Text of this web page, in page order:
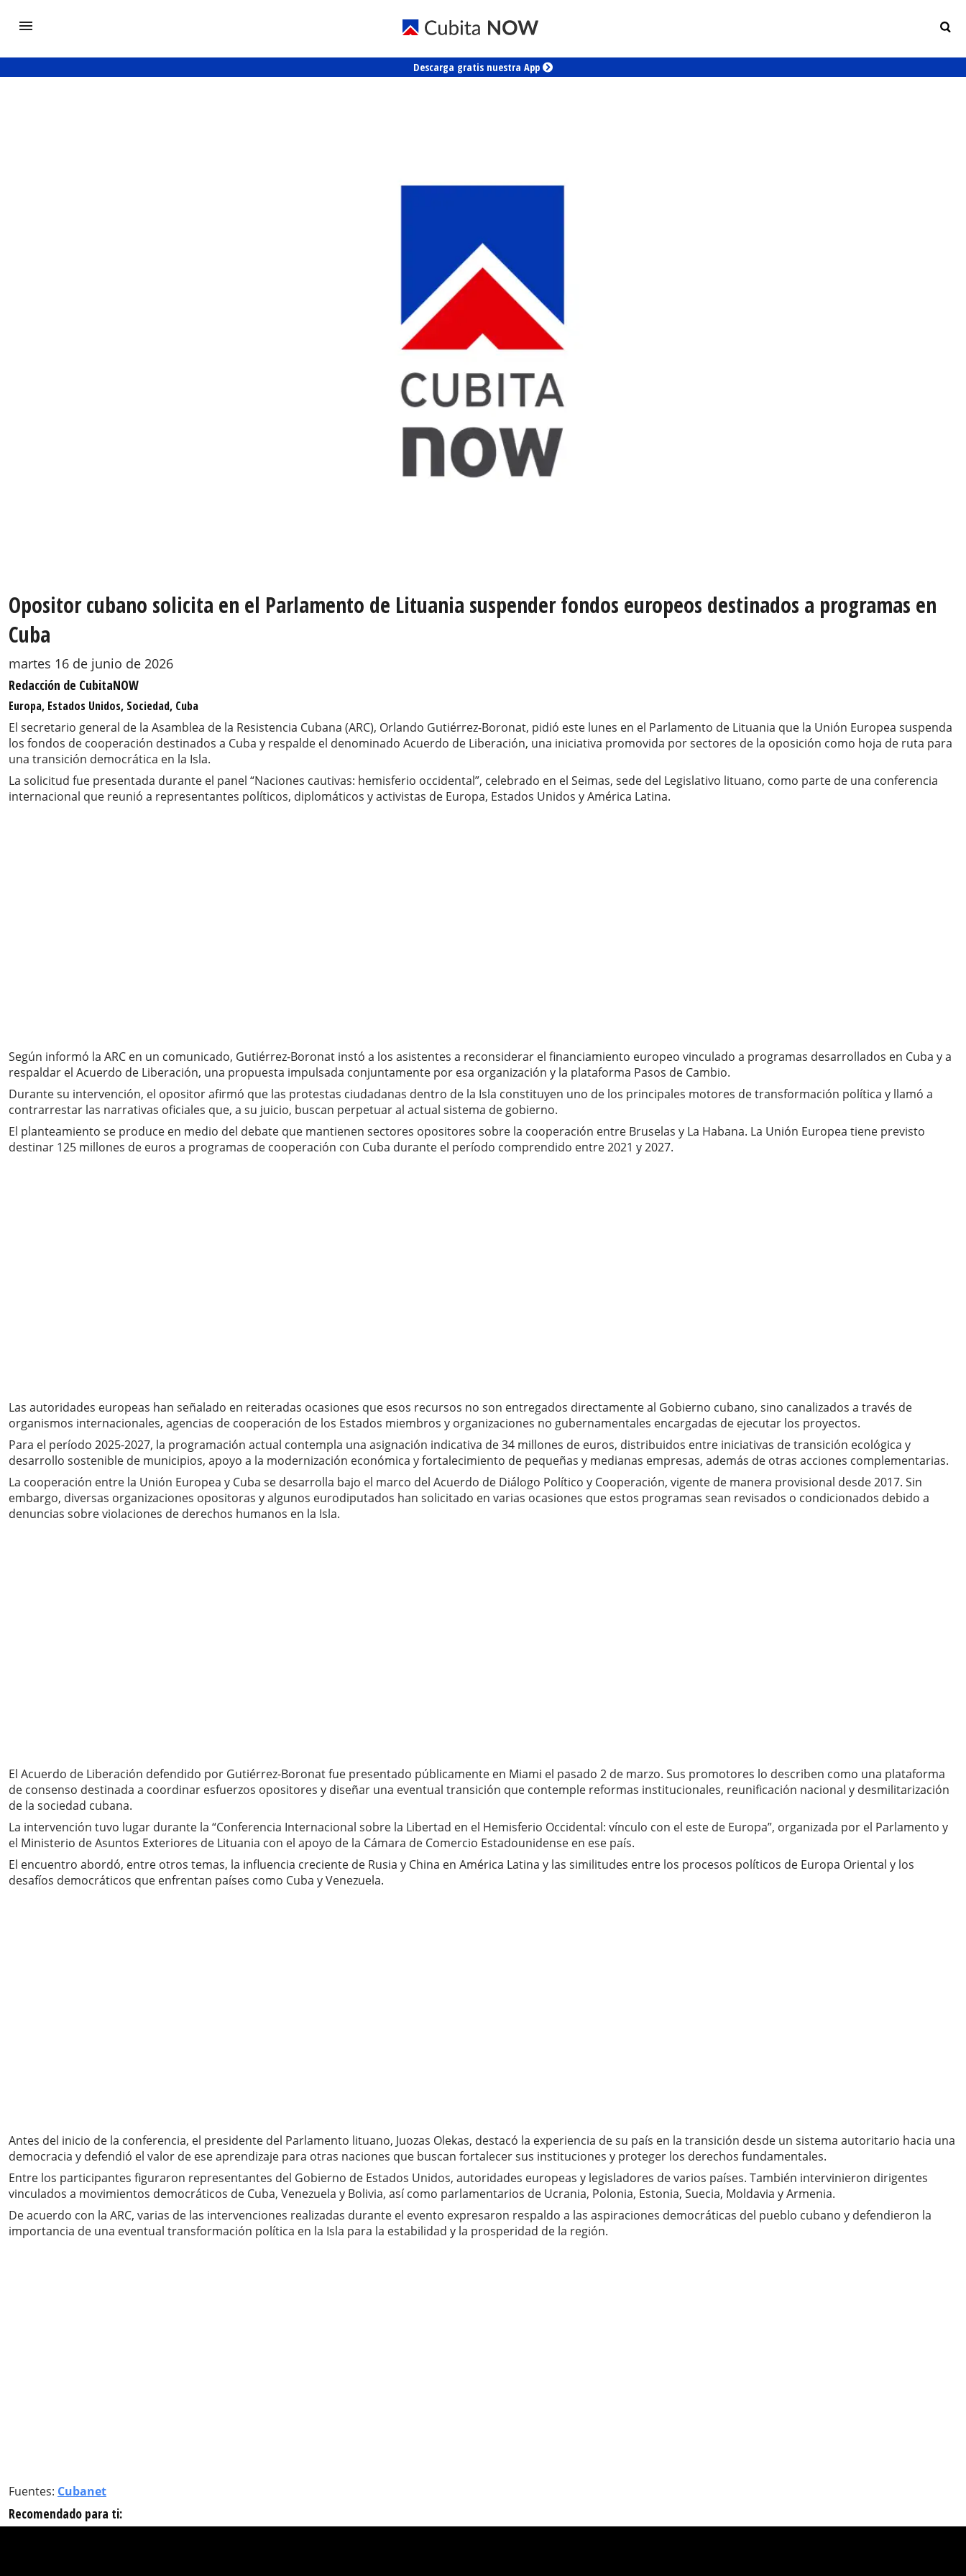
Descarga gratis nuestra App
Opositor cubano solicita en el Parlamento de Lituania suspender fondos europeos destinados a programas en
Cuba
martes 16 de junio de 2026
Redacción de CubitaNOW
Europa, Estados Unidos, Sociedad, Cuba
El secretario general de la Asamblea de la Resistencia Cubana (ARC), Orlando Gutiérrez-Boronat, pidió este lunes en el Parlamento de Lituania que la Unión Europea suspenda
los fondos de cooperación destinados a Cuba y respalde el denominado Acuerdo de Liberación, una iniciativa promovida por sectores de la oposición como hoja de ruta para
una transición democrática en la Isla.
La solicitud fue presentada durante el panel “Naciones cautivas: hemisferio occidental”, celebrado en el Seimas, sede del Legislativo lituano, como parte de una conferencia
internacional que reunió a representantes políticos, diplomáticos y activistas de Europa, Estados Unidos y América Latina.
Según informó la ARC en un comunicado, Gutiérrez-Boronat instó a los asistentes a reconsiderar el financiamiento europeo vinculado a programas desarrollados en Cuba y a
respaldar el Acuerdo de Liberación, una propuesta impulsada conjuntamente por esa organización y la plataforma Pasos de Cambio.
Durante su intervención, el opositor afirmó que las protestas ciudadanas dentro de la Isla constituyen uno de los principales motores de transformación política y llamó a
contrarrestar las narrativas oficiales que, a su juicio, buscan perpetuar al actual sistema de gobierno.
El planteamiento se produce en medio del debate que mantienen sectores opositores sobre la cooperación entre Bruselas y La Habana. La Unión Europea tiene previsto
destinar 125 millones de euros a programas de cooperación con Cuba durante el período comprendido entre 2021 y 2027.
Las autoridades europeas han señalado en reiteradas ocasiones que esos recursos no son entregados directamente al Gobierno cubano, sino canalizados a través de
organismos internacionales, agencias de cooperación de los Estados miembros y organizaciones no gubernamentales encargadas de ejecutar los proyectos.
Para el período 2025-2027, la programación actual contempla una asignación indicativa de 34 millones de euros, distribuidos entre iniciativas de transición ecológica y
desarrollo sostenible de municipios, apoyo a la modernización económica y fortalecimiento de pequeñas y medianas empresas, además de otras acciones complementarias.
La cooperación entre la Unión Europea y Cuba se desarrolla bajo el marco del Acuerdo de Diálogo Político y Cooperación, vigente de manera provisional desde 2017. Sin
embargo, diversas organizaciones opositoras y algunos eurodiputados han solicitado en varias ocasiones que estos programas sean revisados o condicionados debido a
denuncias sobre violaciones de derechos humanos en la Isla.
El Acuerdo de Liberación defendido por Gutiérrez-Boronat fue presentado públicamente en Miami el pasado 2 de marzo. Sus promotores lo describen como una plataforma
de consenso destinada a coordinar esfuerzos opositores y diseñar una eventual transición que contemple reformas institucionales, reunificación nacional y desmilitarización
de la sociedad cubana.
La intervención tuvo lugar durante la “Conferencia Internacional sobre la Libertad en el Hemisferio Occidental: vínculo con el este de Europa”, organizada por el Parlamento y
el Ministerio de Asuntos Exteriores de Lituania con el apoyo de la Cámara de Comercio Estadounidense en ese país.
El encuentro abordó, entre otros temas, la influencia creciente de Rusia y China en América Latina y las similitudes entre los procesos políticos de Europa Oriental y los
desafíos democráticos que enfrentan países como Cuba y Venezuela.
Antes del inicio de la conferencia, el presidente del Parlamento lituano, Juozas Olekas, destacó la experiencia de su país en la transición desde un sistema autoritario hacia una
democracia y defendió el valor de ese aprendizaje para otras naciones que buscan fortalecer sus instituciones y proteger los derechos fundamentales.
Entre los participantes figuraron representantes del Gobierno de Estados Unidos, autoridades europeas y legisladores de varios países. También intervinieron dirigentes
vinculados a movimientos democráticos de Cuba, Venezuela y Bolivia, así como parlamentarios de Ucrania, Polonia, Estonia, Suecia, Moldavia y Armenia.
De acuerdo con la ARC, varias de las intervenciones realizadas durante el evento expresaron respaldo a las aspiraciones democráticas del pueblo cubano y defendieron la
importancia de una eventual transformación política en la Isla para la estabilidad y la prosperidad de la región.
Fuentes: Cubanet
Recomendado para ti: